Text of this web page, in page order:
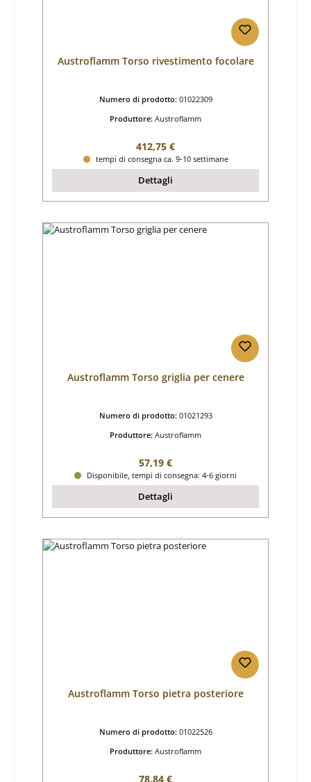
Austroflamm Torso rivestimento focolare
Numero di prodotto: 01022309
Produttore: Austroflamm
Prezzo normale:
412,75 €
tempi di consegna ca. 9-10 settimane
Dettagli
Austroflamm Torso griglia per cenere
Numero di prodotto: 01021293
Produttore: Austroflamm
Prezzo normale:
57,19 €
Disponibile, tempi di consegna: 4-6 giorni
Dettagli
Austroflamm Torso pietra posteriore
Numero di prodotto: 01022526
Produttore: Austroflamm
Prezzo normale:
78,84 €